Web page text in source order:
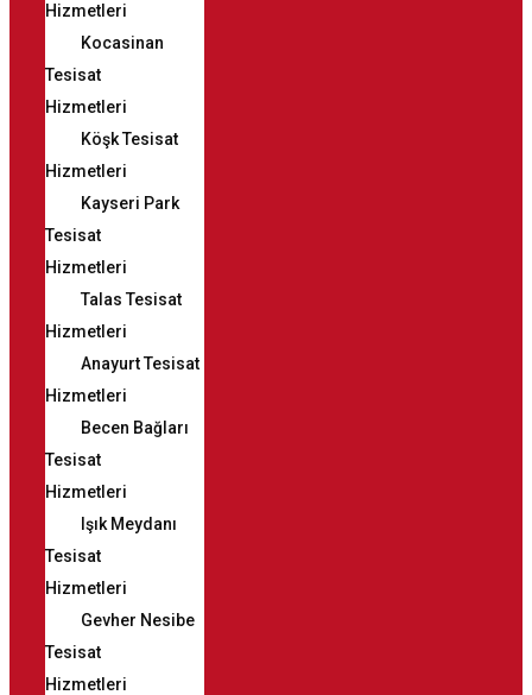
Hizmetleri
Kocasinan
Tesisat
Hizmetleri
Köşk Tesisat
Hizmetleri
Kayseri Park
Tesisat
Hizmetleri
Talas Tesisat
Hizmetleri
Anayurt Tesisat
Hizmetleri
Becen Bağları
Tesisat
Hizmetleri
Işık Meydanı
Tesisat
Hizmetleri
Gevher Nesibe
Tesisat
Hizmetleri